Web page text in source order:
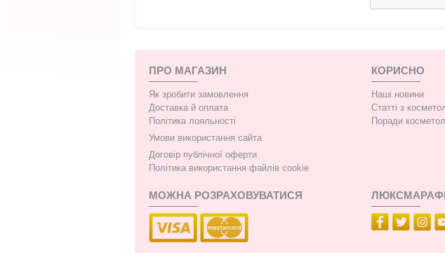
ПРО МАГАЗИН
Як зробити замовлення
Доставка й оплата
Політика лояльності
Умови використання сайта
Договір публічної оферти
Політика використання файлів cookie
КОРИСНО
Наші новини
Статті з
Поради
МОЖНА РОЗРАХОВУВАТИСЯ